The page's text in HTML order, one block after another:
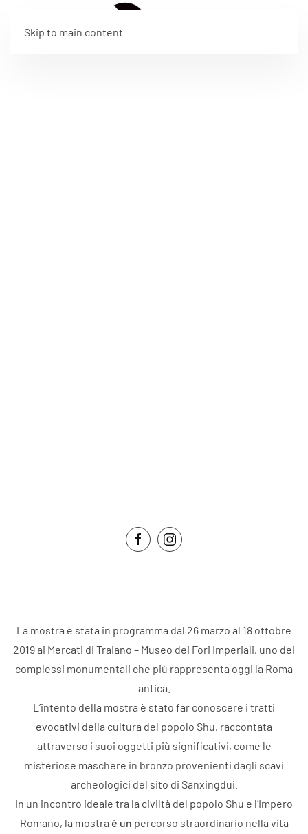
Skip to main content
La mostra è stata in programma dal 26 marzo al 18 ottobre
2019 ai Mercati di Traiano – Museo dei Fori Imperiali, uno dei
complessi monumentali che più rappresenta oggi la Roma
antica.
L’intento della mostra è stato far conoscere i tratti
evocativi della cultura del popolo Shu, raccontata
attraverso i suoi oggetti più significativi, come le
misteriose maschere in bronzo provenienti dagli scavi
archeologici del sito di Sanxingdui.
In un incontro ideale tra la civiltà del popolo Shu e l’Impero
Romano, la mostra è un percorso straordinario nella vita